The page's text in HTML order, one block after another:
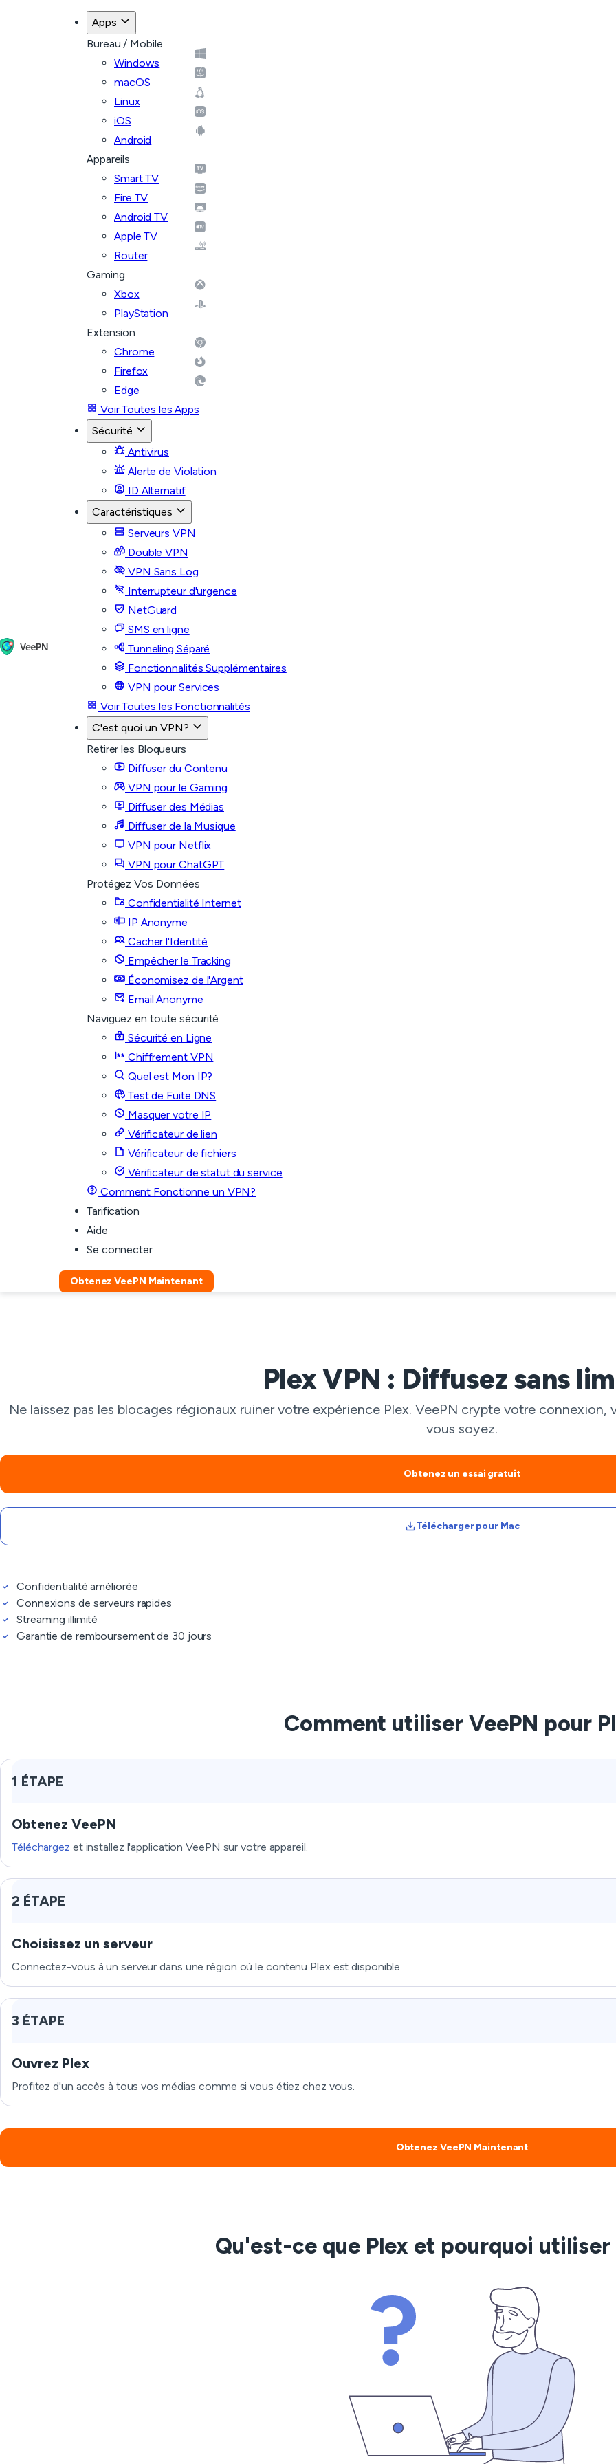
Apps
Bureau / Mobile
Windows
macOS
Linux
iOS
Android
Appareils
Smart TV
Fire TV
Android TV
Apple TV
Router
Gaming
Xbox
PlayStation
Extension
Chrome
Firefox
Edge
Voir Toutes les Apps
Sécurité
Antivirus
Alerte de Violation
ID Alternatif
Caractéristiques
Serveurs VPN
Double VPN
VPN Sans Log
Interrupteur d'urgence
NetGuard
SMS en ligne
Tunneling Séparé
Fonctionnalités Supplémentaires
VPN pour Services
Voir Toutes les Fonctionnalités
C'est quoi un VPN?
Retirer les Bloqueurs
Diffuser du Contenu
VPN pour le Gaming
Diffuser des Médias
Diffuser de la Musique
VPN pour Netflix
VPN pour ChatGPT
Protégez Vos Données
Confidentialité Internet
IP Anonyme
Cacher l'Identité
Empêcher le Tracking
Économisez de l'Argent
Email Anonyme
Naviguez en toute sécurité
Sécurité en Ligne
Chiffrement VPN
Quel est Mon IP?
Test de Fuite DNS
Masquer votre IP
Vérificateur de lien
Vérificateur de fichiers
Vérificateur de statut du service
Comment Fonctionne un VPN?
Tarification
Aide
Se connecter
Obtenez VeePN Maintenant
Plex VPN : Diffusez sans
Ne laissez pas les blocages régionaux ruiner votre expérience Plex. VeePN crypte votre
vous soyez.
Obtenez un essai gratuit
Télécharger pour Mac
Confidentialité améliorée
Connexions de serveurs rapides
Streaming illimité
Garantie de remboursement de 30 jours
Comment utiliser VeePN pour
1 ÉTAPE
Obtenez VeePN
Téléchargez et installez l'application VeePN sur votre appareil.
2 ÉTAPE
Choisissez un serveur
Connectez-vous à un serveur dans une région où le contenu Plex est disponible.
3 ÉTAPE
Ouvrez Plex
Profitez d'un accès à tous vos médias comme si vous étiez chez vous.
Obtenez VeePN Maintenant
Qu'est-ce que Plex et pourquoi utiliser